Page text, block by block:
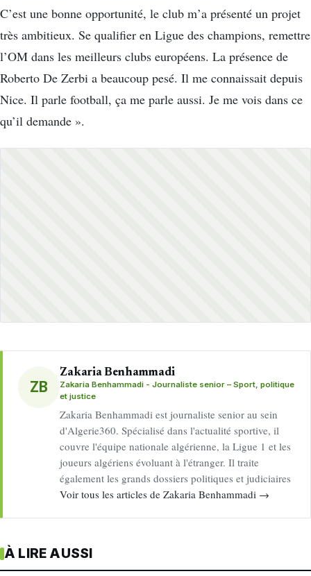
C’est une bonne opportunité, le club m’a présenté un projet
très ambitieux. Se qualifier en Ligue des champions, remettre
l’OM dans les meilleurs clubs européens. La présence de
Roberto De Zerbi a beaucoup pesé. Il me connaissait depuis
Nice. Il parle football, ça me parle aussi. Je me vois dans ce
qu’il demande ».
ZB
Zakaria Benhammadi
Zakaria Benhammadi - Journaliste senior – Sport, politique
et justice
Zakaria Benhammadi est journaliste senior au sein
d'Algerie360. Spécialisé dans l'actualité sportive, il
couvre l'équipe nationale algérienne, la Ligue 1 et les
joueurs algériens évoluant à l'étranger. Il traite
également les grands dossiers politiques et judiciaires
Voir tous les articles de Zakaria Benhammadi →
À LIRE AUSSI